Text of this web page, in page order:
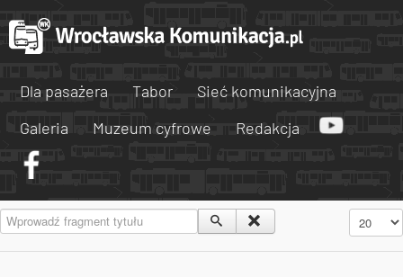
Dla pasażera Tabor
Sieć komunikacyjna
Galeria
Muzeum cyfrowe Redakcja
Wprowadź fragment tytułu Pokaż #